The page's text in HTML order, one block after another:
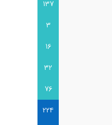
137
3
16
32
76
224